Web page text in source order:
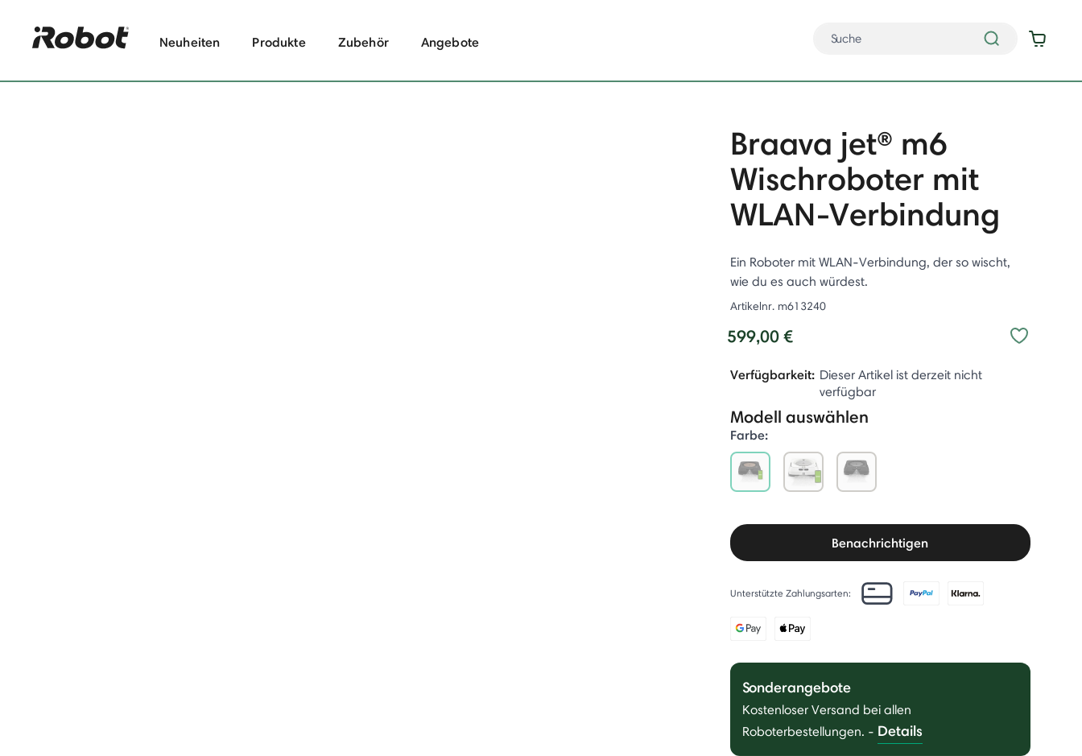
Neuheiten Produkte Zubehör Angebote
Braava jet® m6
Wischroboter mit
WLAN-Verbindung
Ein Roboter mit WLAN-Verbindung, der so wischt,
wie du es auch würdest.
Artikelnr. m613240
599,00 €
Verfügbarkeit: Dieser Artikel ist derzeit nicht
verfügbar
Modell auswählen
Farbe:
Benachrichtigen
Unterstützte Zahlungsarten:
Sonderangebote
Kostenloser Versand bei allen
Roboterbestellungen. - Details